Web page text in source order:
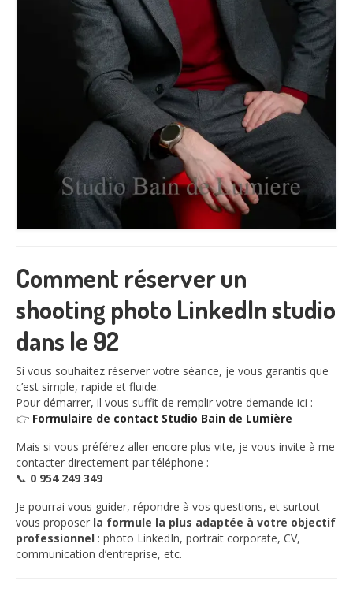
Comment réserver un
shooting photo LinkedIn studio
dans le 92
Si vous souhaitez réserver votre séance, je vous garantis que
c’est simple, rapide et fluide.
Pour démarrer, il vous suffit de remplir votre demande ici :
👉 Formulaire de contact Studio Bain de Lumière
Mais si vous préférez aller encore plus vite, je vous invite à me
contacter directement par téléphone :
📞 0 954 249 349
Je pourrai vous guider, répondre à vos questions, et surtout
vous proposer la formule la plus adaptée à votre objectif
professionnel : photo LinkedIn, portrait corporate, CV,
communication d’entreprise, etc.